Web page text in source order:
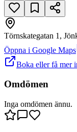
Törnskategatan 1,
Öppna i Google Maps
Boka eller få mer
Omdömen
Inga omdömen ännu.